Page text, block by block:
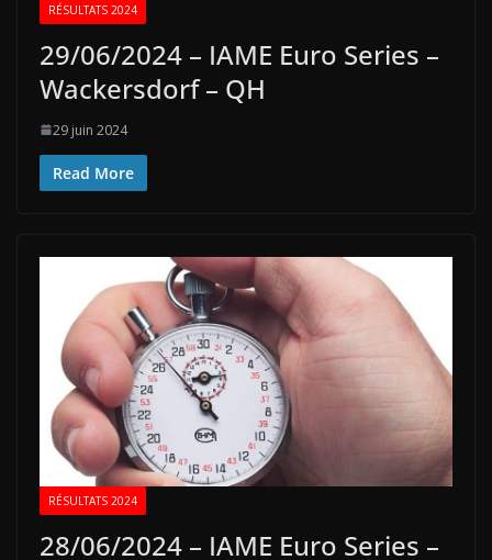
RÉSULTATS 2024
29/06/2024 – IAME Euro Series –
Wackersdorf – QH
29 juin 2024
Read More
RÉSULTATS 2024
28/06/2024 – IAME Euro Series –